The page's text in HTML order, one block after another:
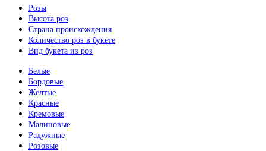
Розы
Высота роз
Страна происхождения
Количество роз в букете
Вид букета из роз
Белые
Бордовые
Желтые
Красные
Кремовые
Малиновые
Радужные
Розовые